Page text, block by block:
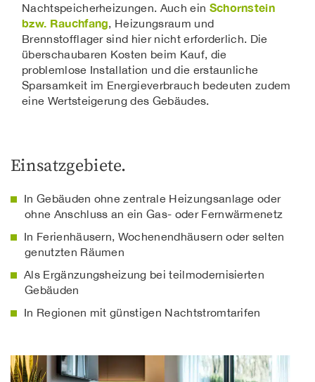
Nachtspeicherheizungen. Auch ein Schornstein
bzw. Rauchfang, Heizungsraum und
Brennstofflager sind hier nicht erforderlich. Die
überschaubaren Kosten beim Kauf, die
problemlose Installation und die erstaunliche
Sparsamkeit im Energieverbrauch bedeuten zudem
eine Wertsteigerung des Gebäudes.
Einsatzgebiete.
In Gebäuden ohne zentrale Heizungsanlage oder
ohne Anschluss an ein Gas- oder Fernwärmenetz
In Ferienhäusern, Wochenendhäusern oder selten
genutzten Räumen
Als Ergänzungsheizung bei teilmodernisierten
Gebäuden
In Regionen mit günstigen Nachtstromtarifen